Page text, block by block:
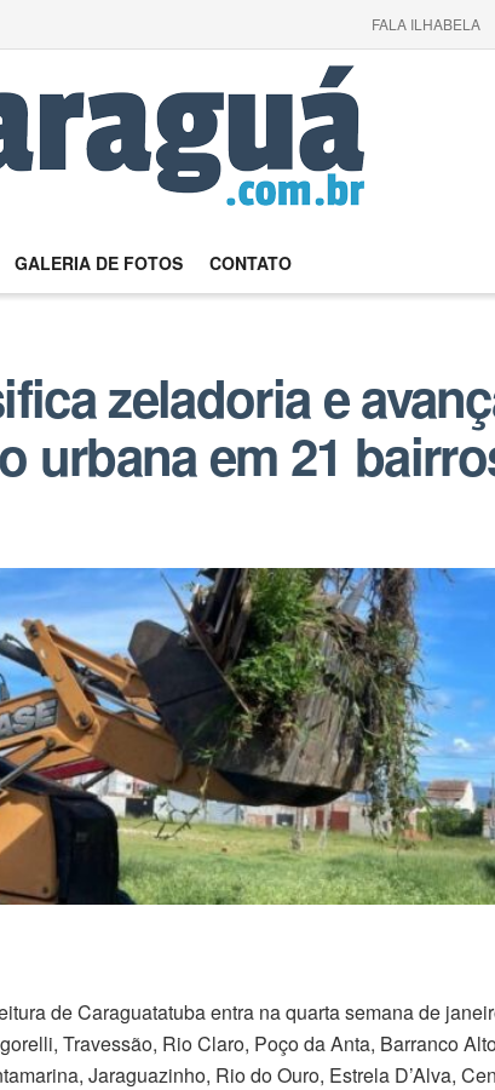
FALA ILHABELA
GALERIA DE FOTOS CONTATO
zeladoria e
urbana em 21
de Caraguatatuba entra na quarta semana de
Travessão, Rio Claro, Poço da Anta, Barranco
Jaraguazinho, Rio do Ouro, Estrela D’Alva,